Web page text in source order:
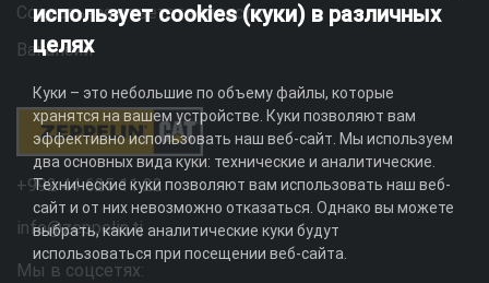
Социальная ответственность
Вакансии
+992 44 625 11 22
info@zeppelin.tj
Мы в соцсетях:
использует cookies (куки) в различных
целях
Куки – это небольшие по объему файлы, которые
хранятся на вашем устройстве. Куки позволяют вам
эффективно использовать наш веб-сайт. Мы используем
два основных вида куки: технические и аналитические.
Технические куки позволяют вам использовать наш веб-
сайт и от них невозможно отказаться. Однако вы можете
выбрать, какие аналитические куки будут
использоваться при посещении веб-сайта.